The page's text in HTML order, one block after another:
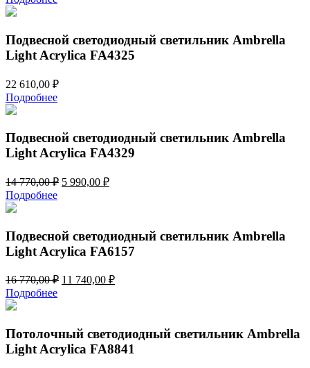
составляла
160,00 ₽.
Подвесной светодиодный светильник Ambrella
Light Acrylica FA4325
22 610,00 ₽
Подробнее
Подвесной светодиодный светильник Ambrella
Light Acrylica FA4329
14 770,00₽ Первоначальная
770,00 ₽.
5 990,00 ₽Текущая
Подробнее
Подвесной светодиодный светильник Ambrella
Light Acrylica FA6157
16 770,00₽ Первоначальная
770,00 ₽.
11 740,00 ₽Текущая
Подробнее
Потолочный светодиодный светильник Ambrella
Light Acrylica FA8841